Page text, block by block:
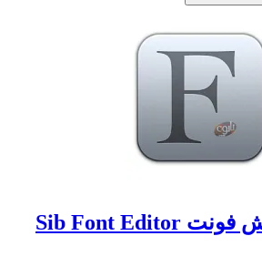
طراحی و ویرایش فونت Sib Font Editor